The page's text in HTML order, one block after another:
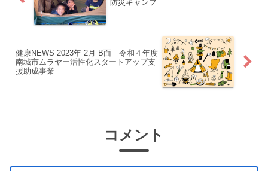
防災キャンプ
健康NEWS 2023年 2月 B面 令和４年度
南城市ムラヤー活性化スタートアップ支
援助成事業
コメント